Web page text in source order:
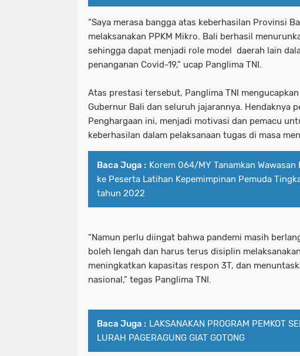
“Saya merasa bangga atas keberhasilan Provinsi
melaksanakan PPKM Mikro. Bali berhasil
sehingga dapat menjadi role model daerah lain
penanganan Covid-19,” ucap Panglima TNI.
Atas prestasi tersebut, Panglima TNI
Gubernur Bali dan seluruh jajarannya. Hendaknya
Penghargaan ini, menjadi motivasi dan pemacu
keberhasilan dalam pelaksanaan tugas di masa
Baca Juga : Korem 064/MY Tanamkan Wawasan
ke Peserta Latihan Kepemimpinan Pemuda
tahun 2022
“Namun perlu diingat bahwa pandemi masih
boleh lengah dan harus terus disiplin
meningkatkan kapasitas respon 3T, dan
nasional,” tegas Panglima TNI.
Baca Juga : LAKSANAKAN PROGRAM PEMKOT
LURAH PAGERAGUNG GIAT GOTONG